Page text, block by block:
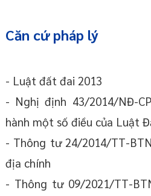
Căn cứ pháp lý
- Luật đất đai 2013
- Nghị định 43/2014/NĐ-
hành một số điều của Luật
- Thông tư 24/2014/TT-
địa chính
- Thông tư 09/2021/TT-